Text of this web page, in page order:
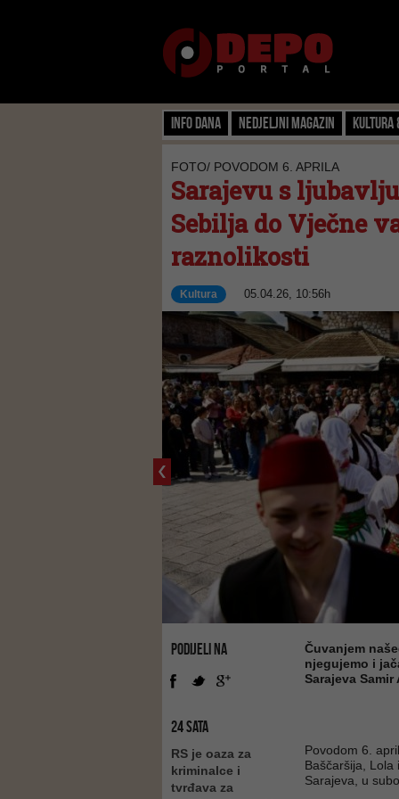
Info dana Nedjeljni magazin Kultura
FOTO/ POVODOM 6. APRILA
Sarajevu s
Sebilja do Vječne
raznolikosti
Kultura 05.04.26, 10:56h
PODIJELI NA
24 SATA
RS je oaza za
kriminalce i
tvrđava za
Čuvanjem
njegujemo i
Sarajeva Samir
Povodom 6.
Baščaršija, Lola
Sarajeva, u